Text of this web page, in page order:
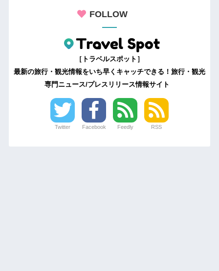
FOLLOW
［トラベルスポット］
最新の旅行・観光情報をいち早くキャッチできる！旅行・観光
専門ニュース/プレスリリース情報サイト
Twitter Facebook Feedly RSS